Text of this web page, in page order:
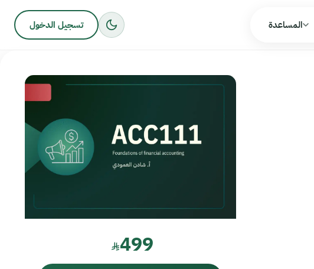
المساعدة تسجيل الدخول
499